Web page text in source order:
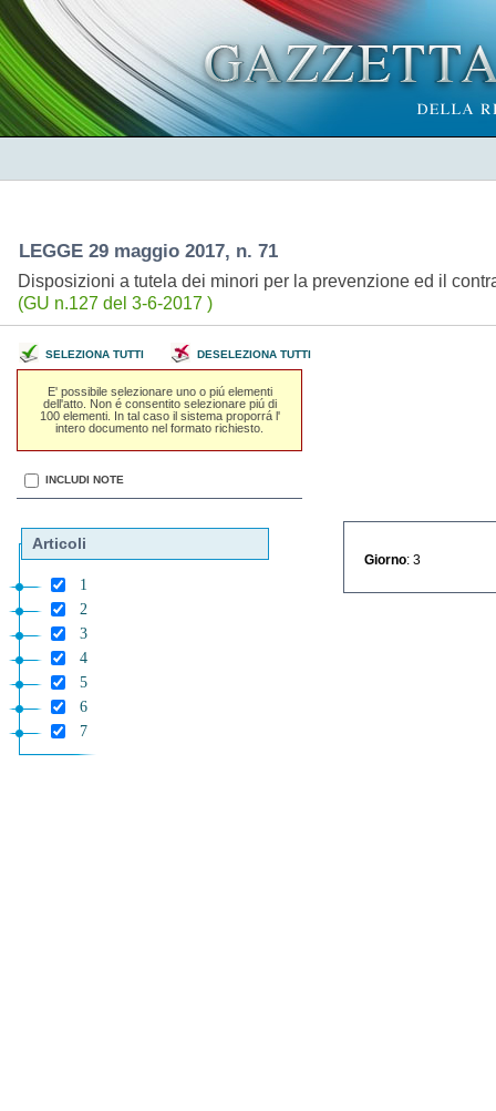
LEGGE 29 maggio 2017, n. 71
Disposizioni a tutela dei minori per la prevenzione ed il
(GU n.127 del 3-6-2017 )
SELEZIONA TUTTI DESELEZIONA TUTTI
E' possibile selezionare uno o piú elementi
dell'atto. Non é consentito selezionare piú di
100 elementi. In tal caso il sistema proporrá l'
intero documento nel formato richiesto.
INCLUDI NOTE
Articoli
1
2
3
4
5
6
7
Giorno : 3